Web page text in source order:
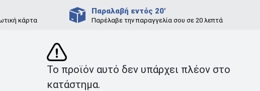
κάρτα
Παραλαβή εντός 20'
Παρέλαβε την παραγγελία σου σε 20 λεπτά
Το προϊόν αυτό δεν υπάρχει πλέον στο
κατάστημα.